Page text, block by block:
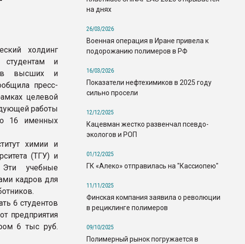
холдинг
и
высших и
пресс-
целевой
работы
16 именных
химии и
(ТГУ) и
Эти учебные
кадров для
6 студентов
предприятия
6 тыс руб.
на днях
26/03/2026
Военная операция в Иране привела к
подорожанию полимеров в РФ
16/03/2026
Показатели нефтехимиков в 2025 году
сильно просели
12/12/2025
Кацевман жестко развенчал псевдо-
экологов и РОП
01/12/2025
ГК «Алеко» отправилась на "Кассиопею"
11/11/2025
Финская компания заявила о революции
в рециклинге полимеров
09/10/2025
Полимерный рынок погружается в